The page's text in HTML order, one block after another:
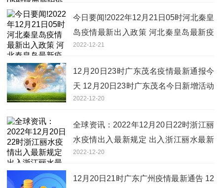
今日要闻!2022年12月21日05时河北秦皇
岛疫情最新出入政策 河北秦皇岛最新疫
情防疫措施举措
2022-12-21
12月20日23时广东茂名疫情最新通报今
天 12月20日23时广东茂名今日新增活动
轨迹有吗
2022-12-20
全球资讯：2022年12月20日22时浙江丽
水疫情出入最新规定 出入浙江丽水最新
规定今天
2022-12-20
12月20日21时广东广州疫情最新通告 12